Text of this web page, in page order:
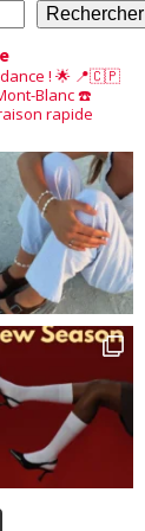
Rechercher
! 🌟 📍🇨🇵
Blanc☎️
rapide